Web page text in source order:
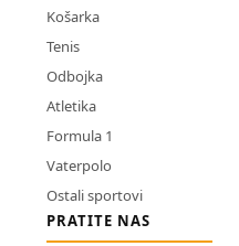
Košarka
Tenis
Odbojka
Atletika
Formula 1
Vaterpolo
Ostali sportovi
PRATITE NAS